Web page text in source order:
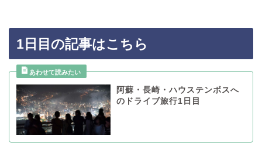
1日目の記事はこちら
阿蘇・長崎・ハウステンボスへ
のドライブ旅行1日目